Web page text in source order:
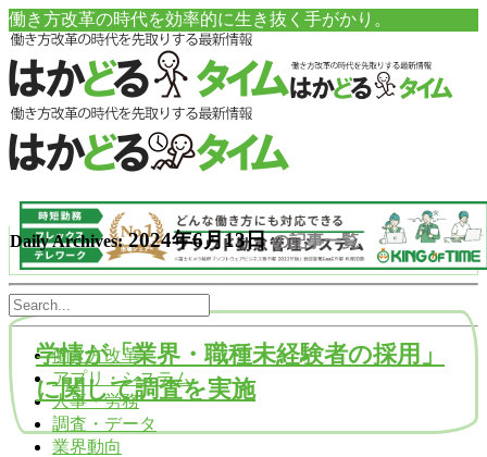
働き方改革の時代を効率的に生き抜く手がかり。
働き方改革
アプリ・システム
人事・労務
調査・データ
業界動向
Daily Archives:2024年6月13日の記事一覧
学情が「業界・職種未経験者の採用」
に関して調査を実施